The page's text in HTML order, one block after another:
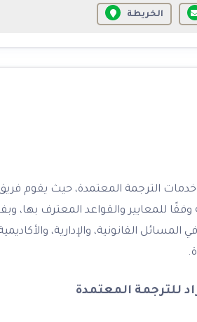
الخريطة
خدمات الترجمة المعتمدة، حيث يقوم
للمعايير والقواعد المعترف بها،
القانونية، والإدارية،
للترجمة المعتمدة